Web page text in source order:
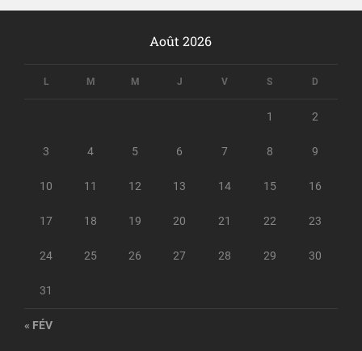
Août 2026
L M M J V S D
1 2
3 4 5 6 7 8 9
10 11 12 13 14 15 16
17 18 19 20 21 22 23
24 25 26 27 28 29 30
31
« FÉV